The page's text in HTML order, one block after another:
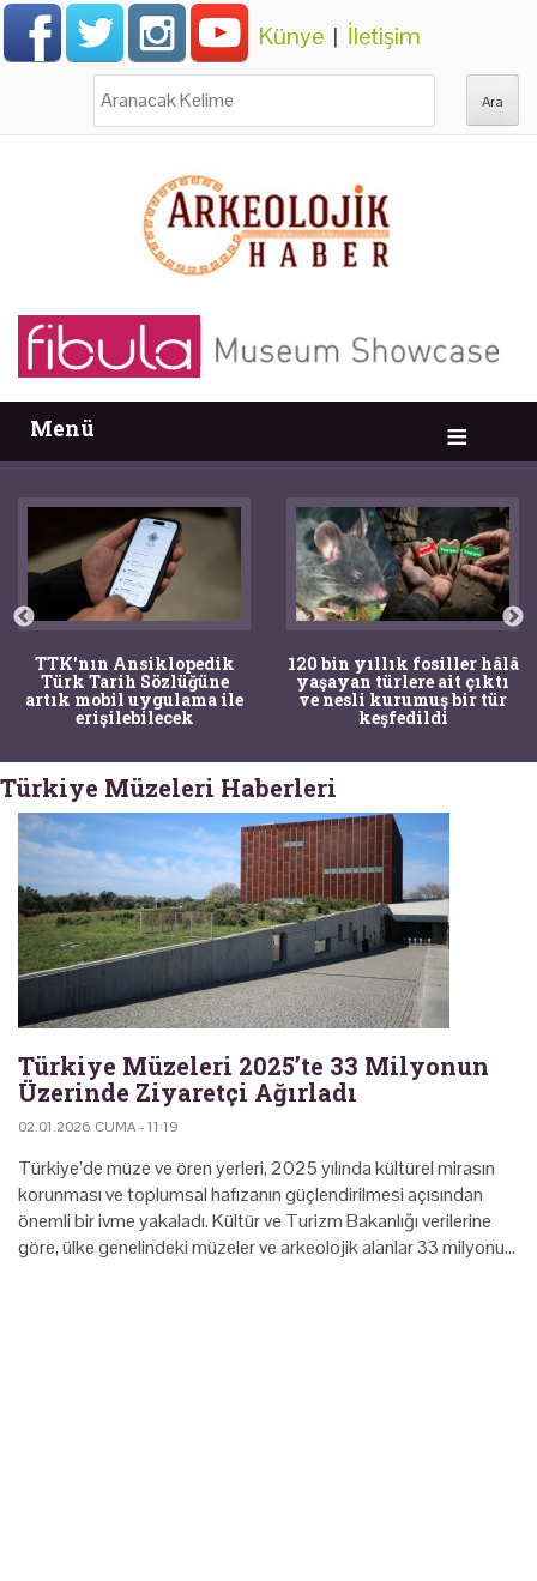
Künye | İletişim
Menü
Ansiklopedik
Tarih Sözlüğüne
mobil uygulama ile
erişilebilecek
120 bin yıllık fosiller hâlâ
yaşayan türlere ait çıktı
ve nesli kurumuş bir tür
keşfedildi
Türkiye Müzeleri Haberleri
Türkiye Müzeleri 2025’te 33 Milyonun
Üzerinde Ziyaretçi Ağırladı
02.01.2026 CUMA - 11:19
Türkiye’de müze ve ören yerleri, 2025 yılında kültürel mirasın
korunması ve toplumsal hafızanın güçlendirilmesi açısından
önemli bir ivme yakaladı. Kültür ve Turizm Bakanlığı verilerine
göre, ülke genelindeki müzeler ve arkeolojik alanlar 33 milyonu…